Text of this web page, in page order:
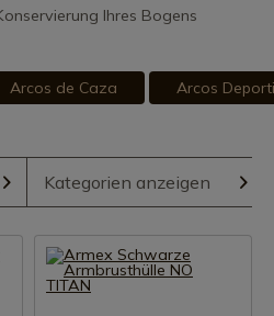
Ihres Bogens
Arcos de Caza Arcos
Kategorien anzeigen